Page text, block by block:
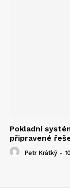
Pokladní
připravené
Petr Krátký -